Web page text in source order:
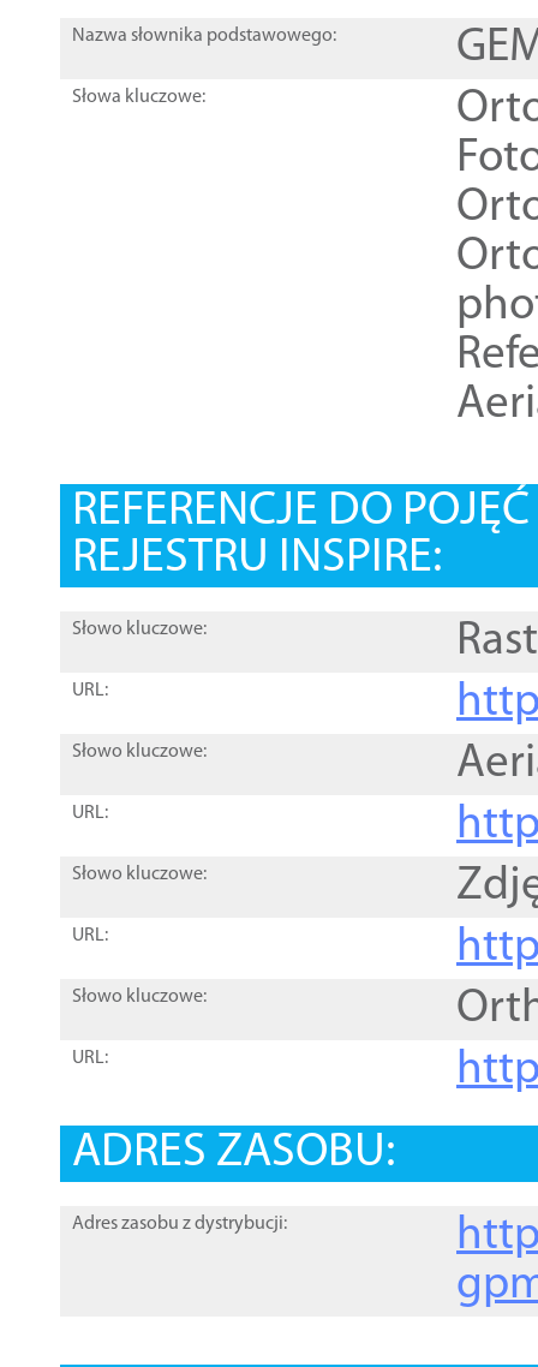
Nazwa słownika podstawowego:
Słowa kluczowe:
REFERENCJE DO
REJESTRU INSPIRE:
Słowo kluczowe:
URL:
Słowo kluczowe:
URL:
Słowo kluczowe:
URL:
Słowo kluczowe:
URL:
ADRES ZASOBU:
Adres zasobu z dystrybucji: